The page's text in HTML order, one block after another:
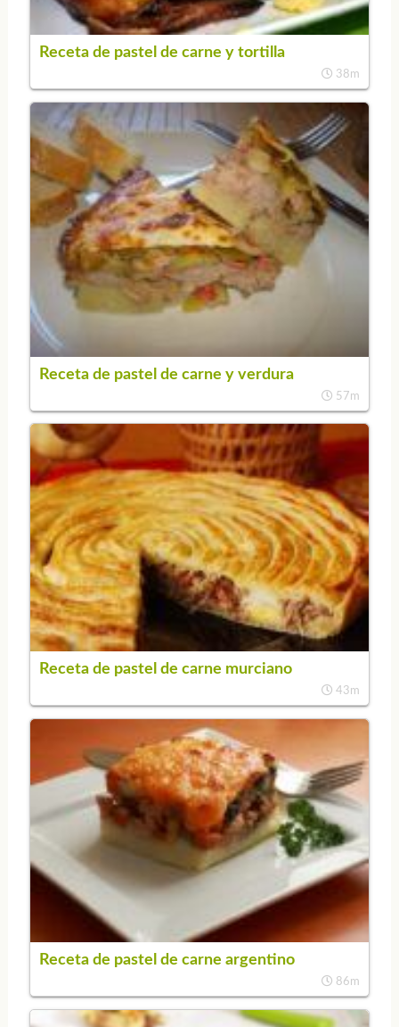
Receta de pastel de carne y tortilla
38m
Receta de pastel de carne y verdura
57m
Receta de pastel de carne murciano
43m
Receta de pastel de carne argentino
86m